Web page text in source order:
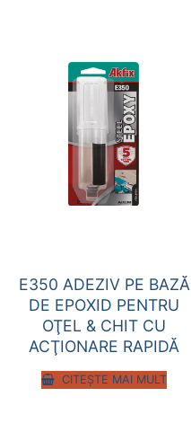
E350 ADEZIV PE BAZĂ
DE EPOXID PENTRU
OŢEL & CHIT CU
ACŢIONARE RAPIDĂ
CITEȘTE MAI MULT